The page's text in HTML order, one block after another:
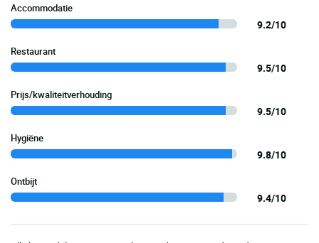
Accommodatie
9.2/10
Restaurant
9.5/10
Prijs/kwaliteitverhouding
9.5/10
Hygiëne
9.8/10
Ontbijt
9.4/10